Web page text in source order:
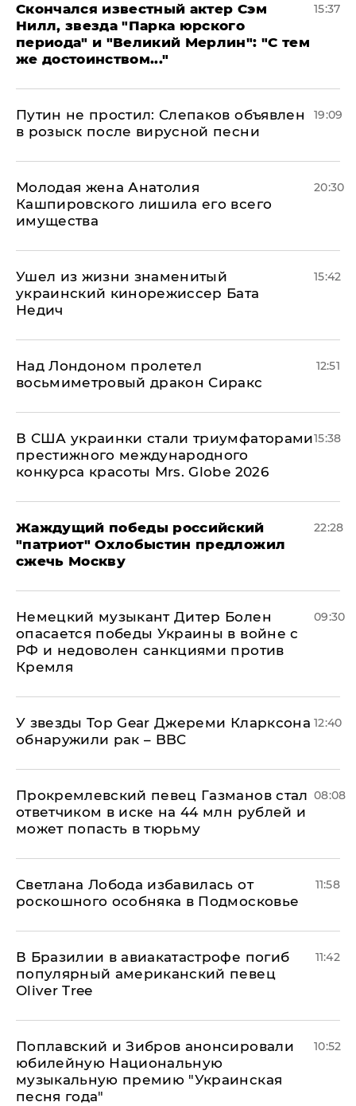
Скончался известный актер Сэм
Нилл, звезда "Парка юрского
периода" и "Великий Мерлин": "С тем
же достоинством..."
15:37
Путин не простил: Слепаков объявлен
в розыск после вирусной песни
19:09
Молодая жена Анатолия
Кашпировского лишила его всего
имущества
20:30
Ушел из жизни знаменитый
украинский кинорежиссер Бата
Недич
15:42
Над Лондоном пролетел
восьмиметровый дракон Сиракс
12:51
В США украинки стали триумфаторами
престижного международного
конкурса красоты Mrs. Globe 2026
15:38
Жаждущий победы российский
"патриот" Охлобыстин предложил
сжечь Москву
22:28
Немецкий музыкант Дитер Болен
опасается победы Украины в войне с
РФ и недоволен санкциями против
Кремля
09:30
У звезды Top Gear Джереми Кларксона
обнаружили рак – BBC
12:40
Прокремлевский певец Газманов стал
ответчиком в иске на 44 млн рублей и
может попасть в тюрьму
08:08
Светлана Лобода избавилась от
роскошного особняка в Подмосковье
11:58
В Бразилии в авиакатастрофе погиб
популярный американский певец
Oliver Tree
11:42
Поплавский и Зибров анонсировали
юбилейную Национальную
музыкальную премию "Украинская
песня года"
10:52